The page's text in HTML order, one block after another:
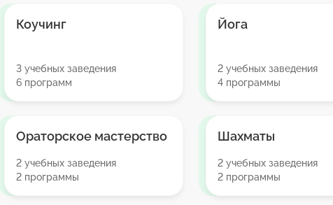
Коучинг
3 учебных заведения
6 программ
Йога
2 учебных заведения
4 программы
Ораторское мастерство
2 учебных заведения
2 программы
Шахматы
2 учебных заведения
2 программы